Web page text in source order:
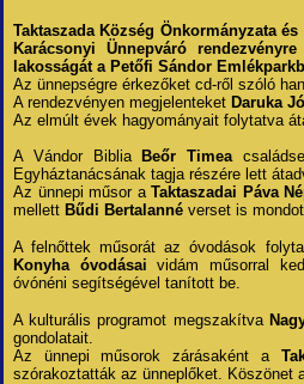
Taktaszada Község Önkormányzata
Karácsonyi Ünnepváró
lakosságát a Petőfi Sándor
Az ünnepségre érkezőket cd-ről szóló
A rendezvényen megjelenteket Daruka
Az elmúlt évek hagyományait folytatva
A Vándor Biblia Beőr Timea
Egyháztanácsának tagja részére lett
Az ünnepi műsor aTaktaszadai Páva
mellett Bűdi Bertalanné verset is
A felnőttek műsorát az óvodások
Konyha óvodásai vidám műsorral
óvónéni segítségével tanított be.
A kulturális programot megszakítva
gondolatait.
Az ünnepi műsorok zárásaként a
szórakoztatták az ünneplőket. Köszönet